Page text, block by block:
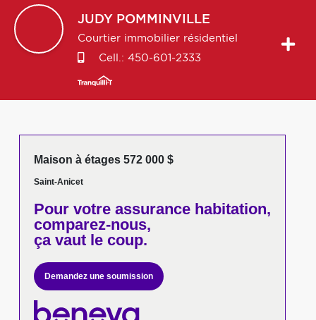
JUDY POMMINVILLE
Courtier immobilier résidentiel
Cell.: 450-601-2333
Maison à étages 572 000 $
Saint-Anicet
Pour votreassurance habitation,
comparez-nous,
ça vaut le coup.
Demandez une soumission